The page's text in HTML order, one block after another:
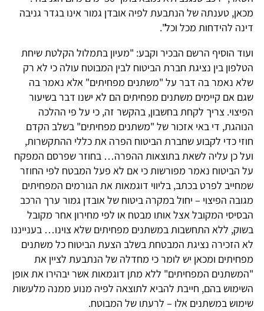
מכאן, טענתה של הנתבעת לפיה אובדן גמור אינו בגדר גניבה
דינה להידחות מכל וכל".
ועוד הוסיף הרשם הבכיר וקבע: "מעיון בתמלול הקלטת שיחת
הטלפון בין נציגת חברת הביטוח לבין המבוטח עולה כי לא רק
שלא נאמר בה דבר על "משתנים מפחיתים" אלא נאמר בה
שגם אם קיימים משתנים מפחיתים הם לא ישנו דבר בשיעור
הפיצוי. צריך לקחת בחשבון, בהקשר זה, כי על פי ההלכה
הנוהגת, די באי אזכור של "משתנים מפחיתים" בשלב הקדם
חוזי כדי לקבוע שחברת הביטוח הפרה את כללי ההתקשרות,
ועל כן עליה לשאת בתוצאות ההפרה… בחוזר שפרסם המפקח
על הביטוח נאמר מפורשות כי אם לא פעל המבטח לפי החוזר
שמחייב לפרט בכתב, בליווי דוגמאות את הגורמים המפחיתים
מגובה הפיצוי – יחול במקרה ביטוח של אובדן גמור ערך הרכב
הבסיסי המקובל אצל אותו מבטח או לפי מחירון אחר מקובל
בשוק, ללא התחשבות במשתנים מפחיתים שלא צוינו… בענייננו
לא הזכירה נציגת המבטחת בשלב הצעת הביטוח כל משתנים
מפחיתים ומכאן יש לומר כי מחדלה של הנתבעת לציין את
"המשתנים המפחיתים" ללא מתן דוגמאות אשר יבהירו את אופן
השימוש בהם, חייבת להביא לתוצאה לפיה מנוע ממנה מלעשות
שימוש במשתנים אלו – לרעתו של המבוטח.